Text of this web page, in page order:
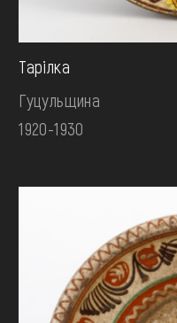
Тарілка
Гуцульщина
1920-1930